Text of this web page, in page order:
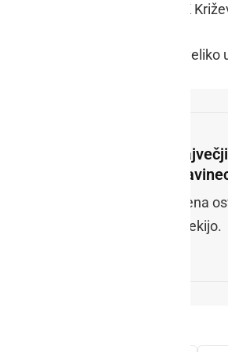
treniranja v matičnem klubu JK
izrekamo čestitke in ji želimo
Njena
Prlekijo.